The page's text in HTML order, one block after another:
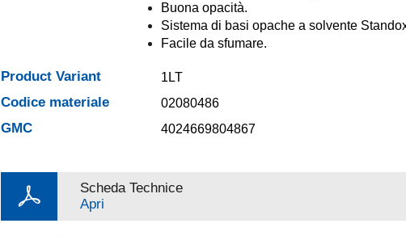
Buona opacità.
Sistema di basi opache a solvente
Facile da sfumare.
Product Variant 1LT
Codice materiale 02080486
GMC 4024669804867
Scheda Technice
Apri